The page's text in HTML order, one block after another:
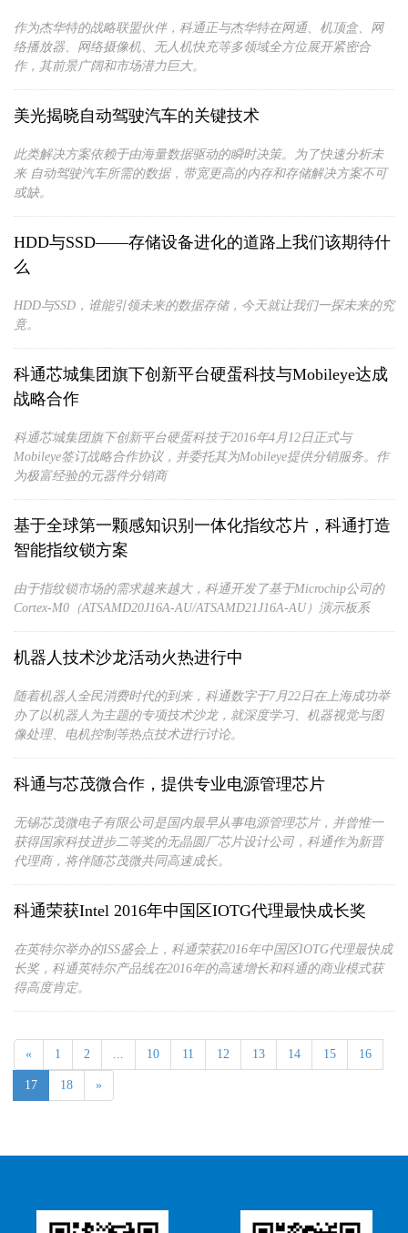
作为杰华特的战略联盟伙伴，科通正与杰华特在网通、机顶盒、网
络播放器、网络摄像机、无人机快充等多领域全方位展开紧密合
作，其前景广阔和市场潜力巨大。
美光揭晓自动驾驶汽车的关键技术
此类解决方案依赖于由海量数据驱动的瞬时决策。为了快速分析未
来 自动驾驶汽车所需的数据，带宽更高的内存和存储解决方案不可
或缺。
HDD与SSD——存储设备进化的道路上我们该期待什
么
HDD与SSD，谁能引领未来的数据存储，今天就让我们一探未来的究
竟。
科通芯城集团旗下创新平台硬蛋科技与Mobileye达成
战略合作
科通芯城集团旗下创新平台硬蛋科技于2016年4月12日正式与
Mobileye签订战略合作协议，并委托其为Mobileye提供分销服务。作
为极富经验的元器件分销商
基于全球第一颗感知识别一体化指纹芯片，科通打造
智能指纹锁方案
由于指纹锁市场的需求越来越大，科通开发了基于Microchip公司的
Cortex-M0（ATSAMD20J16A-AU/ATSAMD21J16A-AU）演示板系
机器人技术沙龙活动火热进行中
随着机器人全民消费时代的到来，科通数字于7月22日在上海成功举
办了以机器人为主题的专项技术沙龙，就深度学习、机器视觉与图
像处理、电机控制等热点技术进行讨论。
科通与芯茂微合作，提供专业电源管理芯片
无锡芯茂微电子有限公司是国内最早从事电源管理芯片，并曾惟一
获得国家科技进步二等奖的无晶圆厂芯片设计公司，科通作为新晋
代理商，将伴随芯茂微共同高速成长。
科通荣获Intel 2016年中国区IOTG代理最快成长奖
在英特尔举办的ISS盛会上，科通荣获2016年中国区IOTG代理最快成
长奖，科通英特尔产品线在2016年的高速增长和科通的商业模式获
得高度肯定。
« 1 2 ... 10 11 12 13 14 15 16
17 18 »